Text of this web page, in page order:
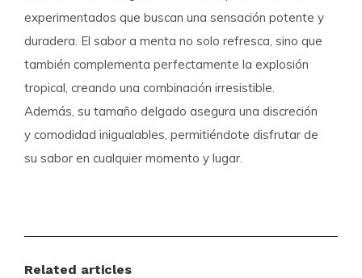
experimentados que buscan una sensación potente y
duradera. El sabor a menta no solo refresca, sino que
también complementa perfectamente la explosión
tropical, creando una combinación irresistible.
Además, su tamaño delgado asegura una discreción
y comodidad inigualables, permitiéndote disfrutar de
su sabor en cualquier momento y lugar.
Marca:ZEUS
Categorías:BOLSAS DE NICOTINA
Related articles